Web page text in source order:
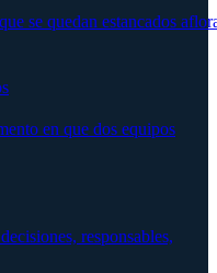
se quedan estancados
en que dos equipos
responsables,